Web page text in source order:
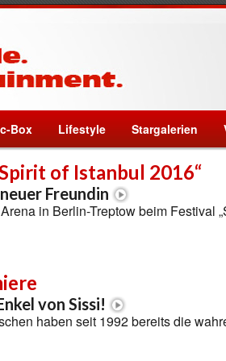
Box Lifestyle Stargalerien
of Istanbul 2016“
Freundin
in Berlin-Treptow beim Festival
von Sissi!
haben seit 1992 bereits die